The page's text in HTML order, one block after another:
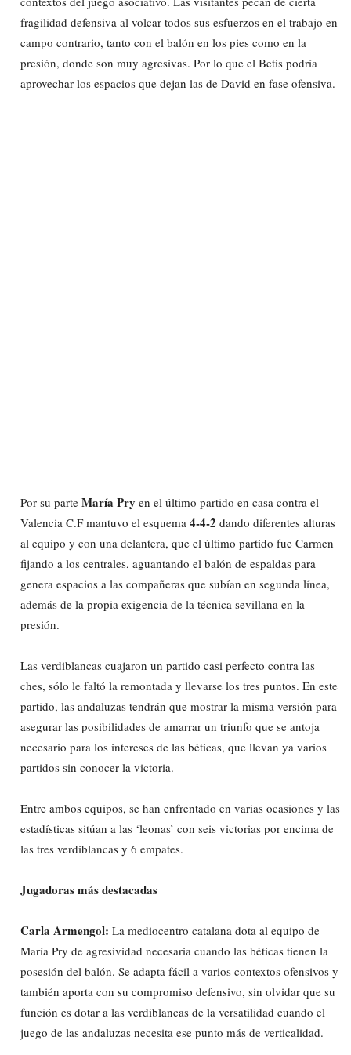
fragilidad defensiva al volcar todos sus esfuerzos en el trabajo en
campo contrario, tanto con el balón en los pies como en la
presión, donde son muy agresivas. Por lo que el Betis podría
aprovechar los espacios que dejan las de David en fase ofensiva.
Por su parte María Pry en el último partido en casa contra el
Valencia C.F mantuvo el esquema 4-4-2 dando diferentes alturas
al equipo y con una delantera, que el último partido fue Carmen
fijando a los centrales, aguantando el balón de espaldas para
genera espacios a las compañeras que subían en segunda línea,
además de la propia exigencia de la técnica sevillana en la
presión.
Las verdiblancas cuajaron un partido casi perfecto contra las
ches, sólo le faltó la remontada y llevarse los tres puntos. En este
partido, las andaluzas tendrán que mostrar la misma versión para
asegurar las posibilidades de amarrar un triunfo que se antoja
necesario para los intereses de las béticas, que llevan ya varios
partidos sin conocer la victoria.
Entre ambos equipos, se han enfrentado en varias ocasiones y las
estadísticas sitúan a las ‘leonas’ con seis victorias por encima de
las tres verdiblancas y 6 empates.
Jugadoras más destacadas
Carla Armengol: La mediocentro catalana dota al equipo de
María Pry de agresividad necesaria cuando las béticas tienen la
posesión del balón. Se adapta fácil a varios contextos ofensivos y
también aporta con su compromiso defensivo, sin olvidar que su
función es dotar a las verdiblancas de la versatilidad cuando el
juego de las andaluzas necesita ese punto más de verticalidad.